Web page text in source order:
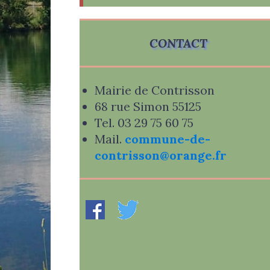
CONTACT
Mairie de Contrisson
68 rue Simon 55125
Tel. 03 29 75 60 75
Mail. commune-de-
contrisson@orange.fr